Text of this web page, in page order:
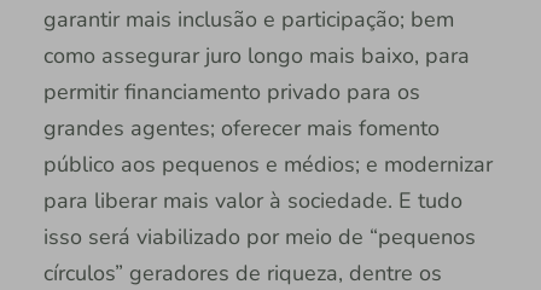
garantir mais inclusão e participação; bem
como assegurar juro longo mais baixo, para
permitir financiamento privado para os
grandes agentes; oferecer mais fomento
público aos pequenos e médios; e modernizar
para liberar mais valor à sociedade. E tudo
isso será viabilizado por meio de “pequenos
círculos” geradores de riqueza, dentre os